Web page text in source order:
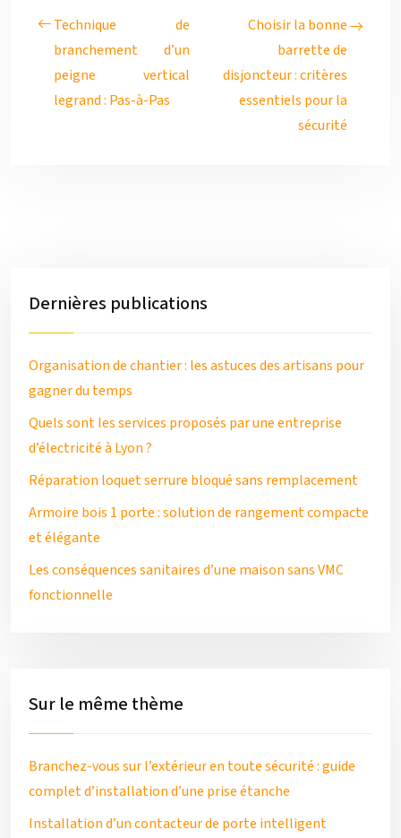
Technique de
branchement d’un
peigne vertical
legrand : Pas-à-Pas
Choisir la bonne
barrette de
disjoncteur : critères
essentiels pour la
sécurité
Dernières publications
Organisation de chantier : les astuces des artisans pour
gagner du temps
Quels sont les services proposés par une entreprise
d’électricité à Lyon ?
Réparation loquet serrure bloqué sans remplacement
Armoire bois 1 porte : solution de rangement compacte
et élégante
Les conséquences sanitaires d’une maison sans VMC
fonctionnelle
Sur le même thème
Branchez-vous sur l’extérieur en toute sécurité : guide
complet d’installation d’une prise étanche
Installation d’un contacteur de porte intelligent